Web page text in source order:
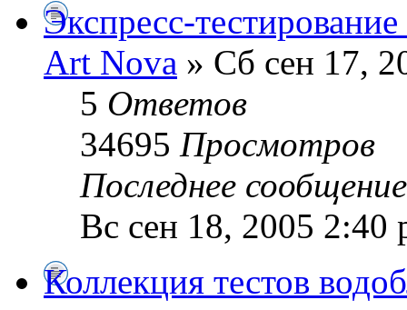
Экспресс-
Art Nova » Сб сен 17,
5 Ответов
34695 Просмотров
Последнее
Вс сен 18, 2005 2:40
Коллекция тестов